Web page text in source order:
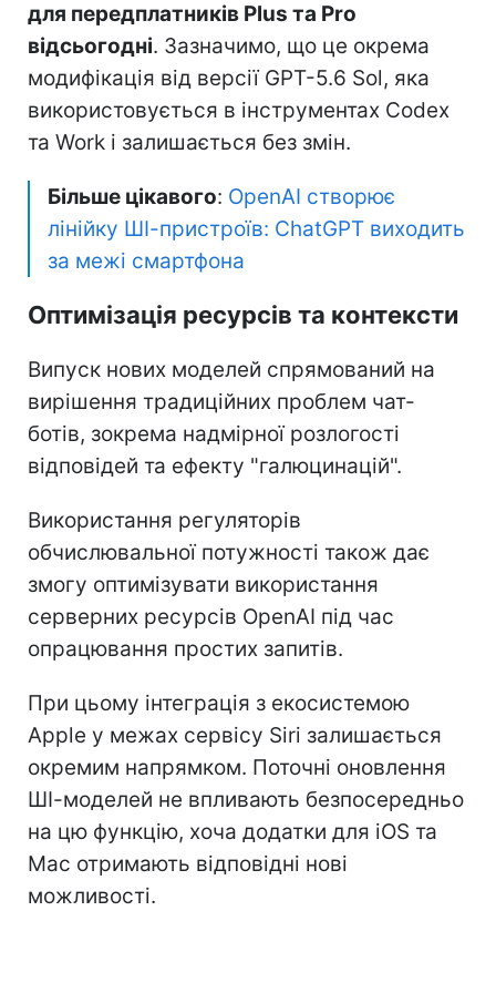
для передплатників Plus та Pro
відсьогодні. Зазначимо, що це окрема
модифікація від версії GPT-5.6 Sol, яка
використовується в інструментах Codex
та Work і залишається без змін.
Більше цікавого: OpenAI створює
лінійку ШІ-пристроїв: ChatGPT виходить
за межі смартфона
Оптимізація ресурсів та контексти
Випуск нових моделей спрямований на
вирішення традиційних проблем чат-
ботів, зокрема надмірної розлогості
відповідей та ефекту "галюцинацій".
Використання регуляторів
обчислювальної потужності також дає
змогу оптимізувати використання
серверних ресурсів OpenAI під час
опрацювання простих запитів.
При цьому інтеграція з екосистемою
Apple у межах сервісу Siri залишається
окремим напрямком. Поточні оновлення
ШІ-моделей не впливають безпосередньо
на цю функцію, хоча додатки для iOS та
Mac отримають відповідні нові
можливості.